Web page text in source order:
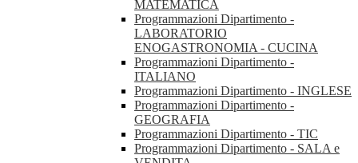
MATEMATICA
Programmazioni Dipartimento -
LABORATORIO
ENOGASTRONOMIA - CUCINA
Programmazioni Dipartimento -
ITALIANO
Programmazioni Dipartimento - INGLESE
Programmazioni Dipartimento -
GEOGRAFIA
Programmazioni Dipartimento - TIC
Programmazioni Dipartimento - SALA e